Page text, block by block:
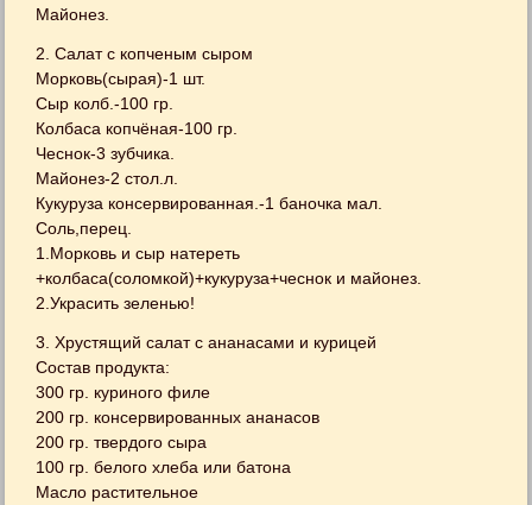
Майонез.
2. Салат с копченым сыром
Морковь(сырая)-1 шт.
Сыр колб.-100 гр.
Колбаса копчёная-100 гр.
Чеснок-3 зубчика.
Майонез-2 стол.л.
Кукуруза консервированная.-1 баночка мал.
Соль,перец.
1.Морковь и сыр натереть
+колбаса(соломкой)+кукуруза+чеснок и майонез.
2.Украсить зеленью!
3. Хрустящий салат с ананасами и курицей
Состав продукта:
300 гр. куриного филе
200 гр. консервированных ананасов
200 гр. твердого сыра
100 гр. белого хлеба или батона
Масло растительное